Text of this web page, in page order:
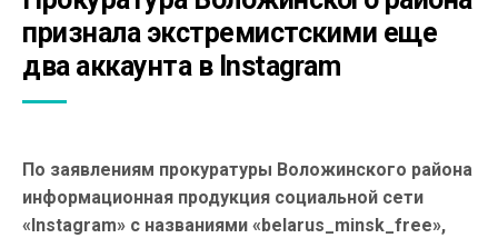
признала экстремистскими еще
два аккаунта в Instagram
По заявлениям прокуратуры Воложинского района
информационная продукция социальной сети
«Instagram» с названиями «belarus_minsk_free»,